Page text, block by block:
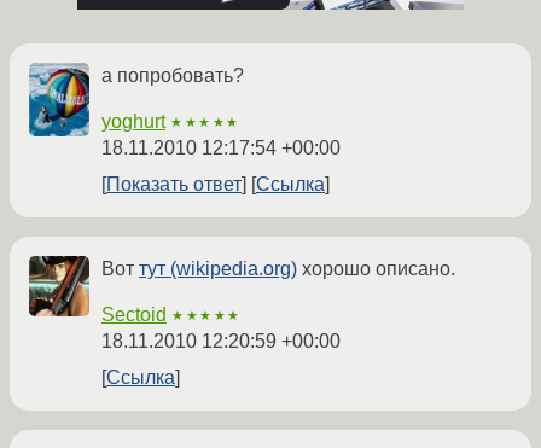
а попробовать?
yoghurt ★★★★★
18.11.2010 12:17:54 +00:00
Показать ответ
Ссылка
Вот тут (wikipedia.org) хорошо описано.
Sectoid ★★★★★
18.11.2010 12:20:59 +00:00
Ссылка